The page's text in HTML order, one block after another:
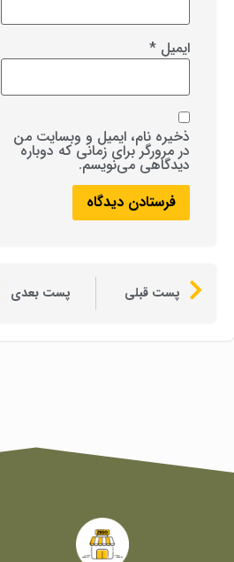
ایمیل *
ذخیره نام، ایمیل و وبسایت من
در مرورگر برای زمانی که دوباره
دیدگاهی می‌نویسم.
پست قبلی پست بعدی